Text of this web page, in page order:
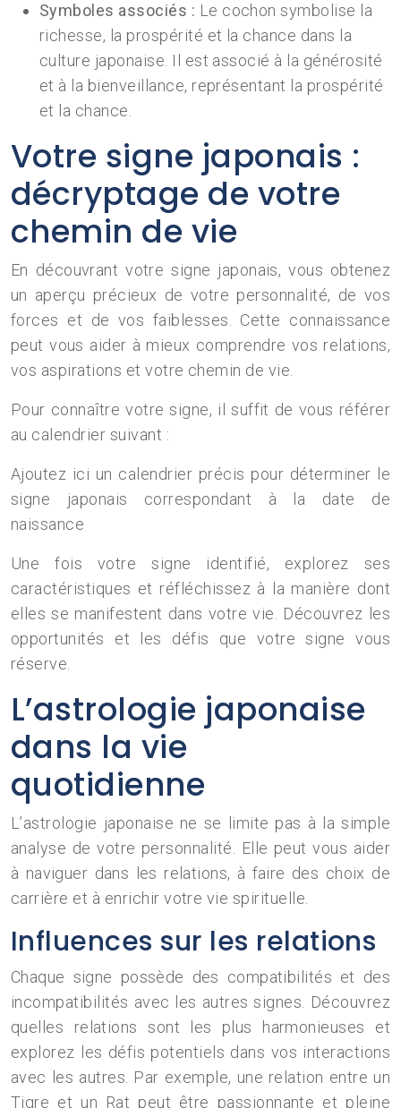
Symboles associés : Le cochon symbolise la
richesse, la prospérité et la chance dans la
culture japonaise. Il est associé à la générosité
et à la bienveillance, représentant la prospérité
et la chance.
Votre signe japonais :
décryptage de votre
chemin de vie
En découvrant votre signe japonais, vous obtenez
un aperçu précieux de votre personnalité, de vos
forces et de vos faiblesses. Cette connaissance
peut vous aider à mieux comprendre vos relations,
vos aspirations et votre chemin de vie.
Pour connaître votre signe, il suffit de vous référer
au calendrier suivant :
Ajoutez ici un calendrier précis pour déterminer le
signe japonais correspondant à la date de
naissance
Une fois votre signe identifié, explorez ses
caractéristiques et réfléchissez à la manière dont
elles se manifestent dans votre vie. Découvrez les
opportunités et les défis que votre signe vous
réserve.
L’astrologie japonaise
dans la vie
quotidienne
L’astrologie japonaise ne se limite pas à la simple
analyse de votre personnalité. Elle peut vous aider
à naviguer dans les relations, à faire des choix de
carrière et à enrichir votre vie spirituelle.
Influences sur les relations
Chaque signe possède des compatibilités et des
incompatibilités avec les autres signes. Découvrez
quelles relations sont les plus harmonieuses et
explorez les défis potentiels dans vos interactions
avec les autres. Par exemple, une relation entre un
Tigre et un Rat peut être passionnante et pleine